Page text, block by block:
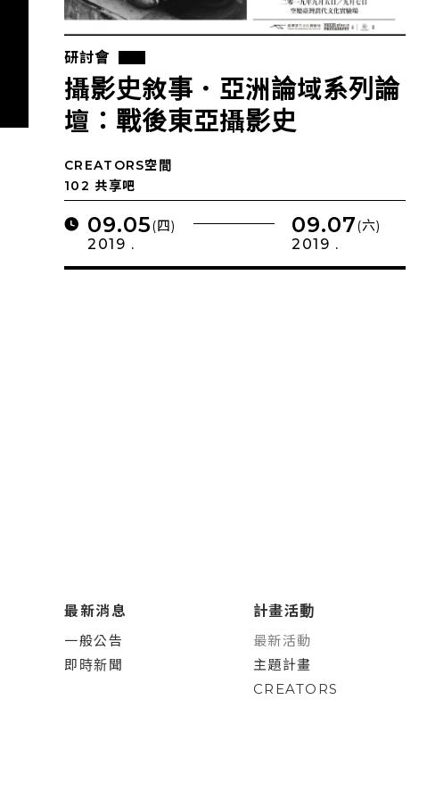
研討會
攝影史敘事．亞洲論域系列論
壇：戰後東亞攝影史
CREATORS空間
102 共享吧
09.05(四)
2019 .
09.07(六)
2019 .
最新消息
一般公告
即時新聞
計畫活動
最新活動
主題計畫
CREATORS